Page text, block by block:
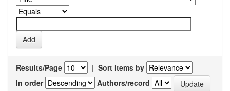
Results/Page | Sort items by
In order
Authors/record